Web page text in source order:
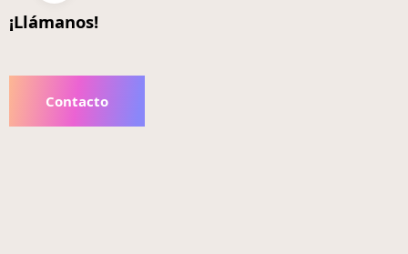
¡Llámanos!
Contacto